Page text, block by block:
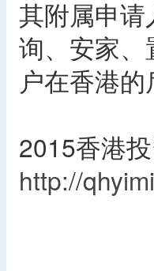
其附属申
询、安家
户在香港的
2015香港
http://